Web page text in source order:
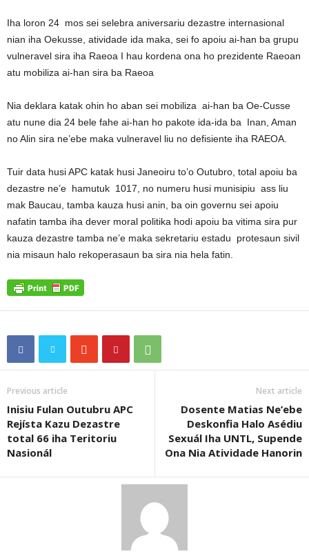
Iha loron 24 mos sei selebra aniversariu dezastre internasional
nian iha Oekusse, atividade ida maka, sei fo apoiu ai-han ba grupu
vulneravel sira iha Raeoa I hau kordena ona ho prezidente Raeoan
atu mobiliza ai-han sira ba Raeoa
Nia deklara katak ohin ho aban sei mobiliza ai-han ba Oe-Cusse
atu nune dia 24 bele fahe ai-han ho pakote ida-ida ba Inan, Aman
no Alin sira ne’ebe maka vulneravel liu no defisiente iha RAEOA.
Tuir data husi APC katak husi Janeoiru to’o Outubro, total apoiu ba
dezastre ne’e hamutuk 1017, no numeru husi munisipiu ass liu
mak Baucau, tamba kauza husi anin, ba oin governu sei apoiu
nafatin tamba iha dever moral politika hodi apoiu ba vitima sira pur
kauza dezastre tamba ne’e maka sekretariu estadu protesaun sivil
nia misaun halo rekoperasaun ba sira nia hela fatin.
Previous article
Inisiu Fulan Outubru APC
Rejísta Kazu Dezastre
total 66 iha Teritoriu
Nasionál
Next article
Dosente Matias Ne’ebe
Deskonfia Halo Asédiu
Sexuál Iha UNTL, Supende
Ona Nia Atividade Hanorin